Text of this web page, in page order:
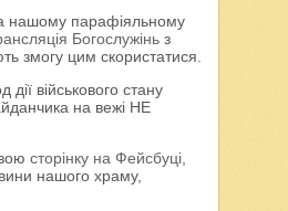
нашому парафіяльному
Богослужіньз
змогу цим скористатися.
військового стану
на вежі НЕ
сторінку на Фейсбуці,
нашого храму,